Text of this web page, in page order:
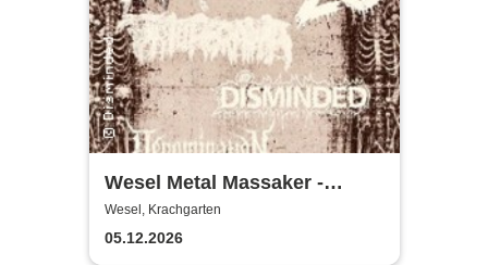
Wesel Metal Massaker -
Krachgarten
Wesel, Krachgarten
05.12.2026